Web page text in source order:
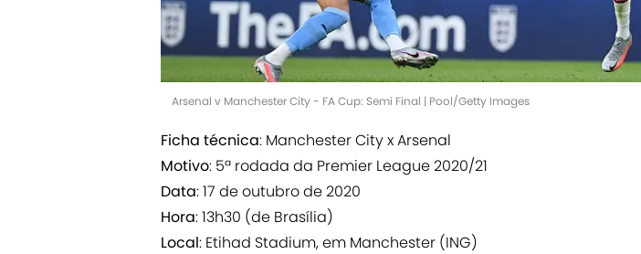
Arsenal v Manchester City - FA Cup: Semi Final | Pool/Getty Images
Ficha técnica: Manchester City x Arsenal
Motivo: 5ª rodada da Premier League 2020/21
Data: 17 de outubro de 2020
Hora: 13h30 (de Brasília)
Local: Etihad Stadium, em Manchester (ING)